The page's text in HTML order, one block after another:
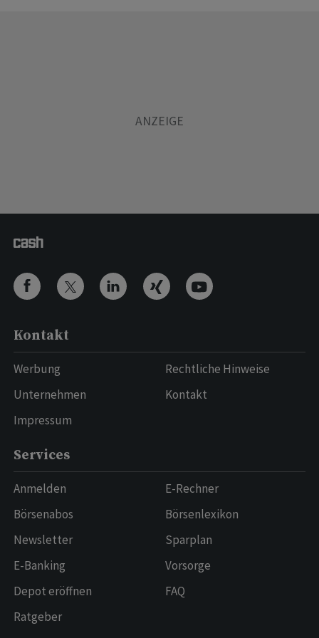
Kontakt
Werbung
Unternehmen
Impressum
Rechtliche Hinweise
Kontakt
Services
Anmelden
Börsenabos
Newsletter
E-Banking
Depot eröffnen
Ratgeber
E-Rechner
Börsenlexikon
Sparplan
Vorsorge
FAQ